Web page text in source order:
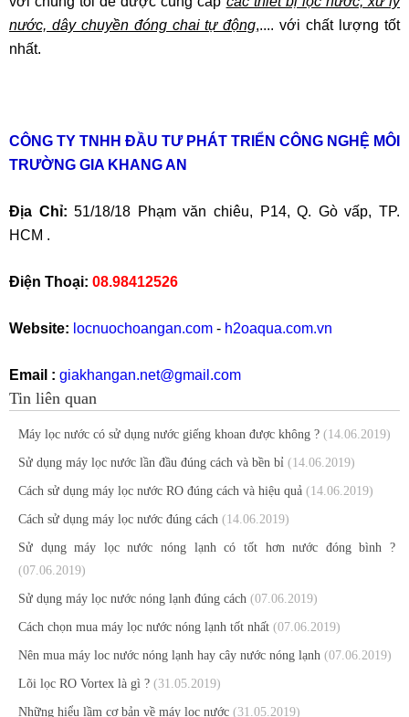
nước, dây chuyền đóng chai tự động,.... với chất lượng tốt
nhất.
CÔNG TY TNHH ĐẦU TƯ PHÁT TRIỂN CÔNG NGHỆ MÔI
TRƯỜNG GIA KHANG AN
Địa Chỉ: 51/18/18 Phạm văn chiêu, P14, Q. Gò vấp, TP.
HCM .
Điện Thoại: 08.98412526
Website: locnuochoangan.com - h2oaqua.com.vn
Email : giakhangan.net@gmail.com
Tin liên quan
Máy lọc nước có sử dụng nước giếng khoan được không ? (14.06.2019)
Sử dụng máy lọc nước lần đầu đúng cách và bền bỉ (14.06.2019)
Cách sử dụng máy lọc nước RO đúng cách và hiệu quả (14.06.2019)
Cách sử dụng máy lọc nước đúng cách (14.06.2019)
Sử dụng máy lọc nước nóng lạnh có tốt hơn nước đóng bình ?
(07.06.2019)
Sử dụng máy lọc nước nóng lạnh đúng cách (07.06.2019)
Cách chọn mua máy lọc nước nóng lạnh tốt nhất (07.06.2019)
Nên mua máy loc nước nóng lạnh hay cây nước nóng lạnh (07.06.2019)
Lõi lọc RO Vortex là gì ? (31.05.2019)
Những hiểu lầm cơ bản về máy lọc nước (31.05.2019)